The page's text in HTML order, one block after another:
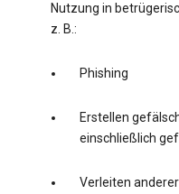
Nutzung in
z. B.:
Phishing
Erstellen
einschließlich
Verleiten